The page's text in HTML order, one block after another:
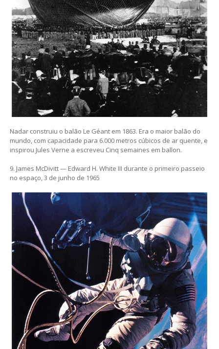
Nadar construiu o balão Le Géant em 1863. Era o maior balão do
mundo, com capacidade para 6.000 metros cúbicos de ar quente, e
inspirou Jules Verne a escreveu Cinq semaines em ballon.
9. James McDivitt — Edward H. White III durante o primeiro passeio
no espaço, 3 de junho de 1965